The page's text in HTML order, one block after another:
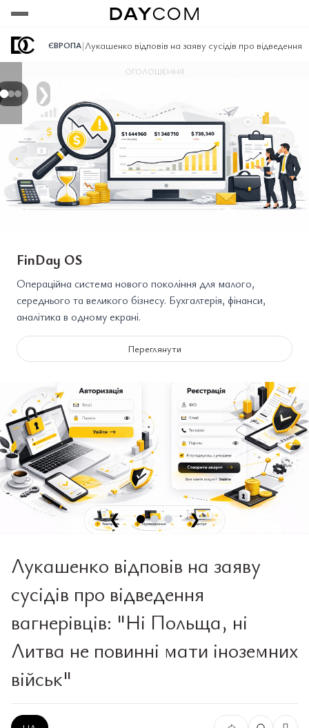
ЄВРОПА|Лукашенко відповів на заяву сусідів про
Переглянути
Переглянути
Переглянути
❯
ОГОЛОШЕННЯ
FinDay OS
Операційна система нового покоління для малого,
середнього та великого бізнесу. Бухгалтерія, фінанси,
аналітика в одному екрані.
Переглянути
❮ ❯
Лукашенко відповів на заяву
сусідів про відведення
вагнерівців: "Ні Польща, ні
Литва не повинні мати іноземних
військ"